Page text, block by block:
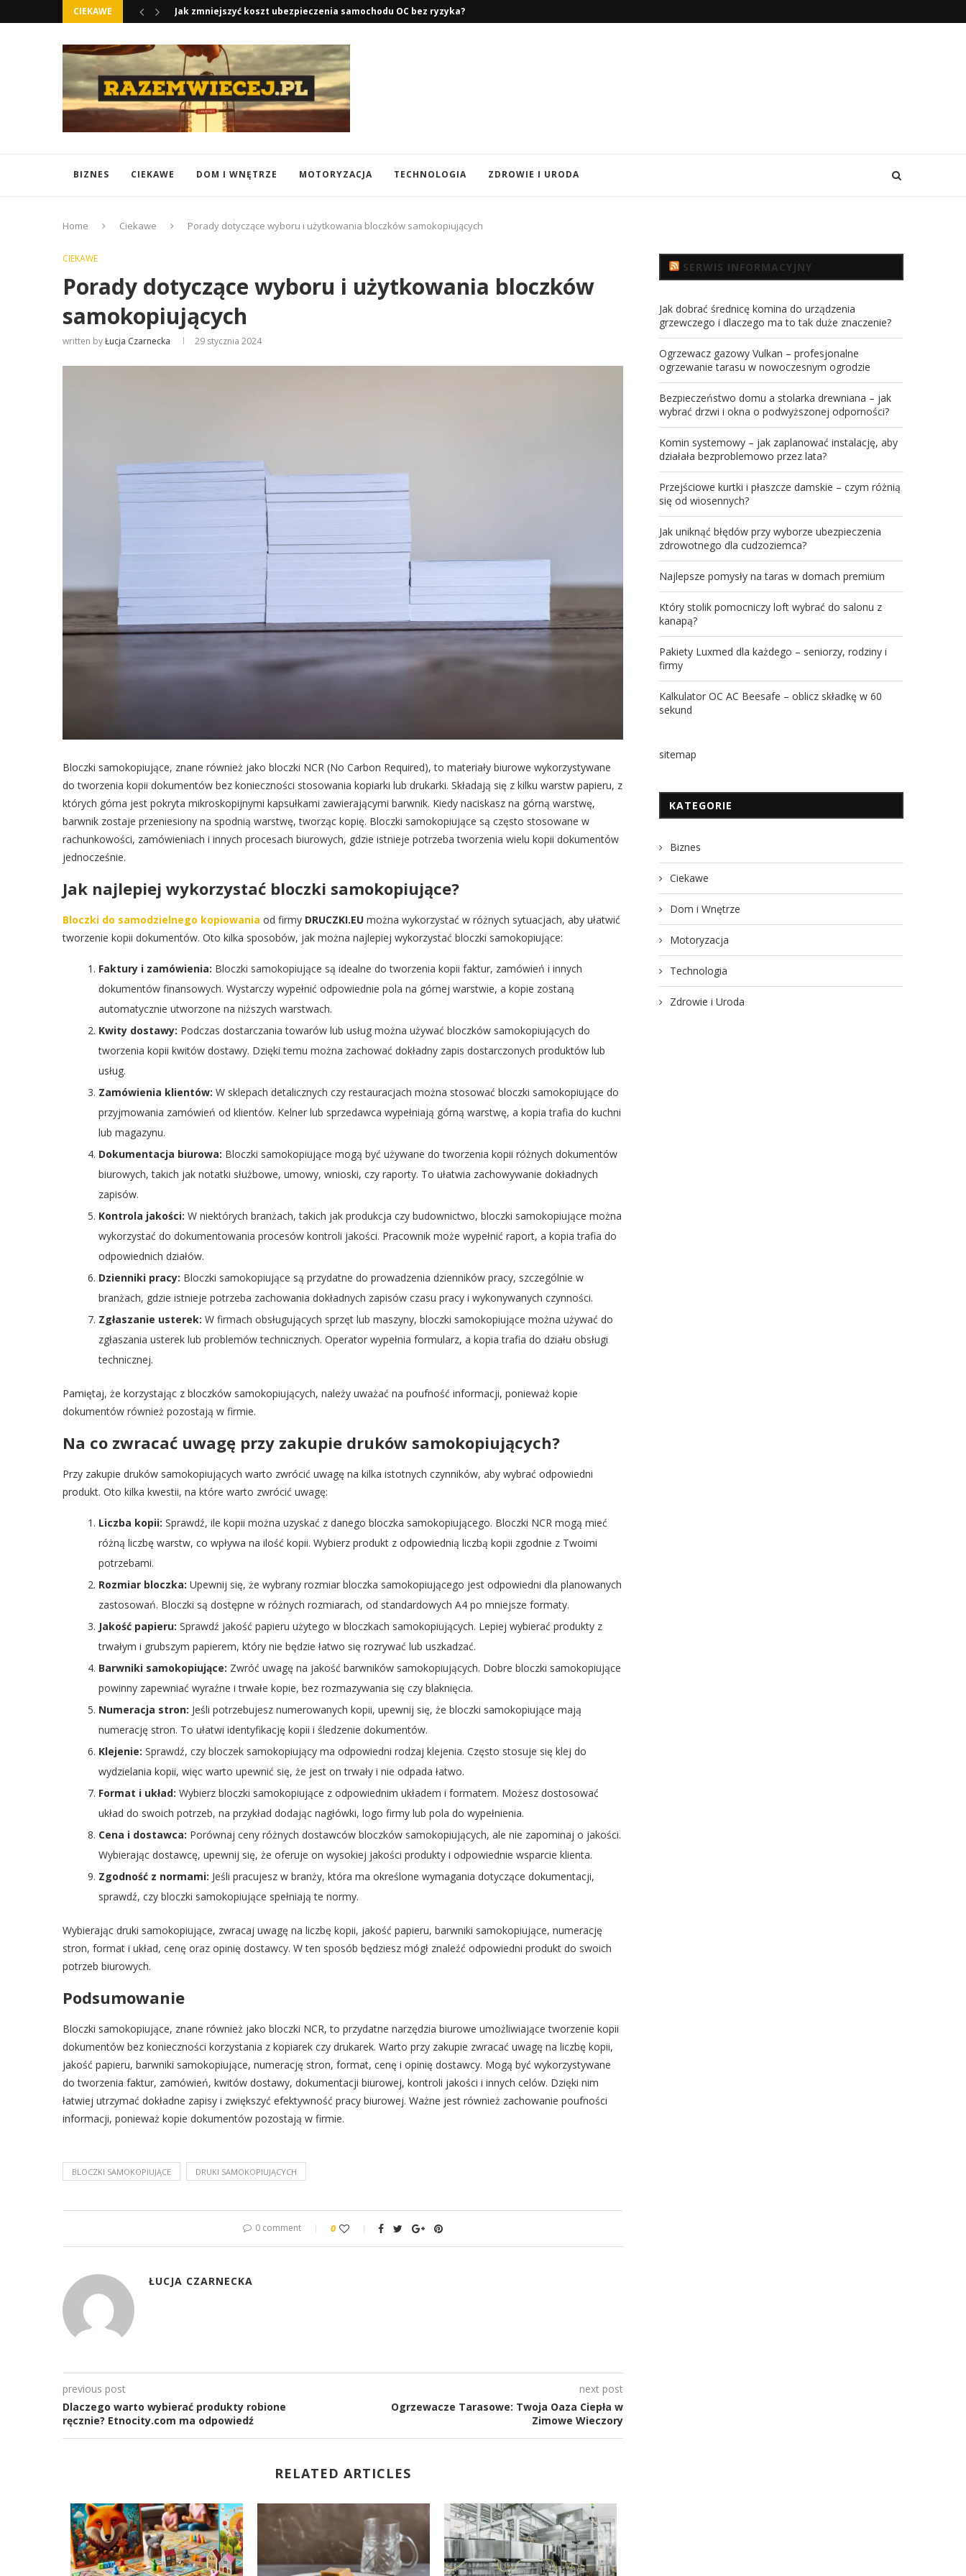
CIEKAWE Otulacze do Fotelika Samochodowego – Lato, Zima i...
BIZNES CIEKAWE DOM I WNĘTRZE MOTORYZACJA TECHNOLOGIA ZDROWIE I URODA
Home Ciekawe Porady dotyczące wyboru i użytkowania bloczków samokopiujących
CIEKAWE
Porady dotyczące wyboru i użytkowania bloczków
samokopiujących
written byŁucja Czarnecka 29 stycznia 2024
Bloczki samokopiujące, znane również jako bloczki NCR (No Carbon Required), to materiały biurowe wykorzystywane
do tworzenia kopii dokumentów bez konieczności stosowania kopiarki lub drukarki. Składają się z kilku warstw papieru, z
których górna jest pokryta mikroskopijnymi kapsułkami zawierającymi barwnik. Kiedy naciskasz na górną warstwę,
barwnik zostaje przeniesiony na spodnią warstwę, tworząc kopię. Bloczki samokopiujące są często stosowane w
rachunkowości, zamówieniach i innych procesach biurowych, gdzie istnieje potrzeba tworzenia wielu kopii dokumentów
jednocześnie.
Jak najlepiej wykorzystać bloczki samokopiujące?
Bloczki do samodzielnego kopiowania od firmy DRUCZKI.EU można wykorzystać w różnych sytuacjach, aby ułatwić
tworzenie kopii dokumentów. Oto kilka sposobów, jak można najlepiej wykorzystać bloczki samokopiujące:
Faktury i zamówienia: Bloczki samokopiujące są idealne do tworzenia kopii faktur, zamówień i innych
dokumentów finansowych. Wystarczy wypełnić odpowiednie pola na górnej warstwie, a kopie zostaną
automatycznie utworzone na niższych warstwach.
Kwity dostawy: Podczas dostarczania towarów lub usług można używać bloczków samokopiujących do
tworzenia kopii kwitów dostawy. Dzięki temu można zachować dokładny zapis dostarczonych produktów lub
usług.
Zamówienia klientów: W sklepach detalicznych czy restauracjach można stosować bloczki samokopiujące do
przyjmowania zamówień od klientów. Kelner lub sprzedawca wypełniają górną warstwę, a kopia trafia do kuchni
lub magazynu.
Dokumentacja biurowa: Bloczki samokopiujące mogą być używane do tworzenia kopii różnych dokumentów
biurowych, takich jak notatki służbowe, umowy, wnioski, czy raporty. To ułatwia zachowywanie dokładnych
zapisów.
Kontrola jakości: W niektórych branżach, takich jak produkcja czy budownictwo, bloczki samokopiujące można
wykorzystać do dokumentowania procesów kontroli jakości. Pracownik może wypełnić raport, a kopia trafia do
odpowiednich działów.
Dzienniki pracy: Bloczki samokopiujące są przydatne do prowadzenia dzienników pracy, szczególnie w
branżach, gdzie istnieje potrzeba zachowania dokładnych zapisów czasu pracy i wykonywanych czynności.
Zgłaszanie usterek: W firmach obsługujących sprzęt lub maszyny, bloczki samokopiujące można używać do
zgłaszania usterek lub problemów technicznych. Operator wypełnia formularz, a kopia trafia do działu obsługi
technicznej.
Pamiętaj, że korzystając z bloczków samokopiujących, należy uważać na poufność informacji, ponieważ kopie
dokumentów również pozostają w firmie.
Na co zwracać uwagę przy zakupie druków samokopiujących?
Przy zakupie druków samokopiujących warto zwrócić uwagę na kilka istotnych czynników, aby wybrać odpowiedni
produkt. Oto kilka kwestii, na które warto zwrócić uwagę:
Liczba kopii: Sprawdź, ile kopii można uzyskać z danego bloczka samokopiującego. Bloczki NCR mogą mieć
różną liczbę warstw, co wpływa na ilość kopii. Wybierz produkt z odpowiednią liczbą kopii zgodnie z Twoimi
potrzebami.
Rozmiar bloczka: Upewnij się, że wybrany rozmiar bloczka samokopiującego jest odpowiedni dla planowanych
zastosowań. Bloczki są dostępne w różnych rozmiarach, od standardowych A4 po mniejsze formaty.
Jakość papieru: Sprawdź jakość papieru użytego w bloczkach samokopiujących. Lepiej wybierać produkty z
trwałym i grubszym papierem, który nie będzie łatwo się rozrywać lub uszkadzać.
Barwniki samokopiujące: Zwróć uwagę na jakość barwników samokopiujących. Dobre bloczki samokopiujące
powinny zapewniać wyraźne i trwałe kopie, bez rozmazywania się czy blaknięcia.
Numeracja stron: Jeśli potrzebujesz numerowanych kopii, upewnij się, że bloczki samokopiujące mają
numerację stron. To ułatwi identyfikację kopii i śledzenie dokumentów.
Klejenie: Sprawdź, czy bloczek samokopiujący ma odpowiedni rodzaj klejenia. Często stosuje się klej do
wydzielania kopii, więc warto upewnić się, że jest on trwały i nie odpada łatwo.
Format i układ: Wybierz bloczki samokopiujące z odpowiednim układem i formatem. Możesz dostosować
układ do swoich potrzeb, na przykład dodając nagłówki, logo firmy lub pola do wypełnienia.
Cena i dostawca: Porównaj ceny różnych dostawców bloczków samokopiujących, ale nie zapominaj o jakości.
Wybierając dostawcę, upewnij się, że oferuje on wysokiej jakości produkty i odpowiednie wsparcie klienta.
Zgodność z normami: Jeśli pracujesz w branży, która ma określone wymagania dotyczące dokumentacji,
sprawdź, czy bloczki samokopiujące spełniają te normy.
Wybierając druki samokopiujące, zwracaj uwagę na liczbę kopii, jakość papieru, barwniki samokopiujące, numerację
stron, format i układ, cenę oraz opinię dostawcy. W ten sposób będziesz mógł znaleźć odpowiedni produkt do swoich
potrzeb biurowych.
Podsumowanie
Bloczki samokopiujące, znane również jako bloczki NCR, to przydatne narzędzia biurowe umożliwiające tworzenie kopii
dokumentów bez konieczności korzystania z kopiarek czy drukarek. Warto przy zakupie zwracać uwagę na liczbę kopii,
jakość papieru, barwniki samokopiujące, numerację stron, format, cenę i opinię dostawcy. Mogą być wykorzystywane
do tworzenia faktur, zamówień, kwitów dostawy, dokumentacji biurowej, kontroli jakości i innych celów. Dzięki nim
łatwiej utrzymać dokładne zapisy i zwiększyć efektywność pracy biurowej. Ważne jest również zachowanie poufności
informacji, ponieważ kopie dokumentów pozostają w firmie.
BLOCZKI SAMOKOPIUJĄCE DRUKI SAMOKOPIUJĄCYCH
0 comment 0
ŁUCJA CZARNECKA
previous post
Dlaczego warto wybierać produkty robione
ręcznie? Etnocity.com ma odpowiedź
next post
Ogrzewacze Tarasowe: Twoja Oaza Ciepła w
Zimowe Wieczory
RELATED ARTICLES
SERWIS INFORMACYJNY
Jak dobrać średnicę komina do urządzenia
grzewczego i dlaczego ma to tak duże znaczenie?
Ogrzewacz gazowy Vulkan – profesjonalne
ogrzewanie tarasu w nowoczesnym ogrodzie
Bezpieczeństwo domu a stolarka drewniana – jak
wybrać drzwi i okna o podwyższonej odporności?
Komin systemowy – jak zaplanować instalację, aby
działała bezproblemowo przez lata?
Przejściowe kurtki i płaszcze damskie – czym różnią
się od wiosennych?
Jak uniknąć błędów przy wyborze ubezpieczenia
zdrowotnego dla cudzoziemca?
Najlepsze pomysły na taras w domach premium
Który stolik pomocniczy loft wybrać do salonu z
kanapą?
Pakiety Luxmed dla każdego – seniorzy, rodziny i
firmy
Kalkulator OC AC Beesafe – oblicz składkę w 60
sekund
sitemap
KATEGORIE
Biznes
Ciekawe
Dom i Wnętrze
Motoryzacja
Technologia
Zdrowie i Uroda